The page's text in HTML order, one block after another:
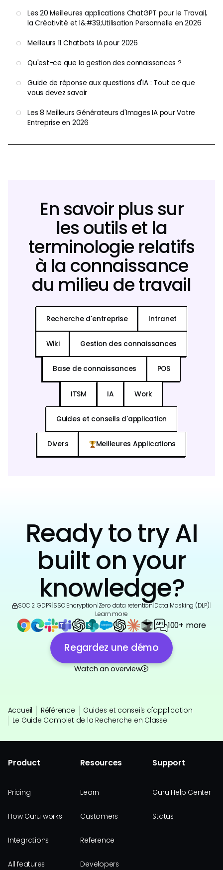
Les 20 Meilleures applications ChatGPT pour le Travail,
la Créativité et l&#39;Utilisation Personnelle en 2026
Meilleurs 11 Chatbots IA pour 2026
Qu'est-ce que la gestion des connaissances ?
Guide de réponse aux questions d'IA : Tout ce que
vous devez savoir
Les 8 Meilleurs Générateurs d'Images IA pour Votre
Entreprise en 2026
En savoir plus sur
les outils et la
terminologie relatifs
à la connaissance
du milieu de travail
Recherche d'entreprise Intranet
Wiki Gestion des connaissances
Base de connaissances POS
ITSM IA Work
Guides et conseils d'application
Divers Meilleures Applications
Ready to try AI
built on your
knowledge?
SOC 2 GDPR SSO|Encryption Zero data retention Data Masking (DLP)
Learn more
100+ more
Regardez une démo
Watch an overview
Accueil Référence
Guides et conseils d'application
Le Guide Complet de la Recherche en Classe
Product
Pricing
How Guru works
Integrations
All features
Resources
Learn
Customers
Reference
Developers
Support
Guru Help Center
Status